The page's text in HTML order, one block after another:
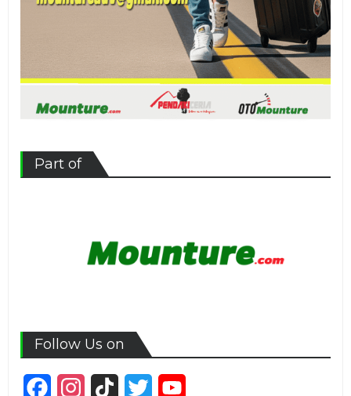
Part of
Follow Us on
FacebookInstagram
TikTok Twitter